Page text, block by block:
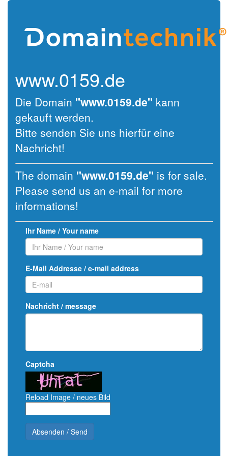
www.0159.de
Die Domain "www.0159.de" kann
gekauft werden.
Bitte senden Sie uns hierfür eine
Nachricht!
The domain "www.0159.de" is for sale.
Please send us an e-mail for more
informations!
Ihr Name / Your name
E-Mail Addresse / e-mail address
Nachricht / message
Captcha
Reload Image / neues Bild
Absenden / Send